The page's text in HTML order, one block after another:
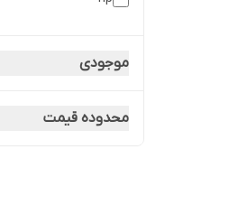
موجودی
محدوده قیمت